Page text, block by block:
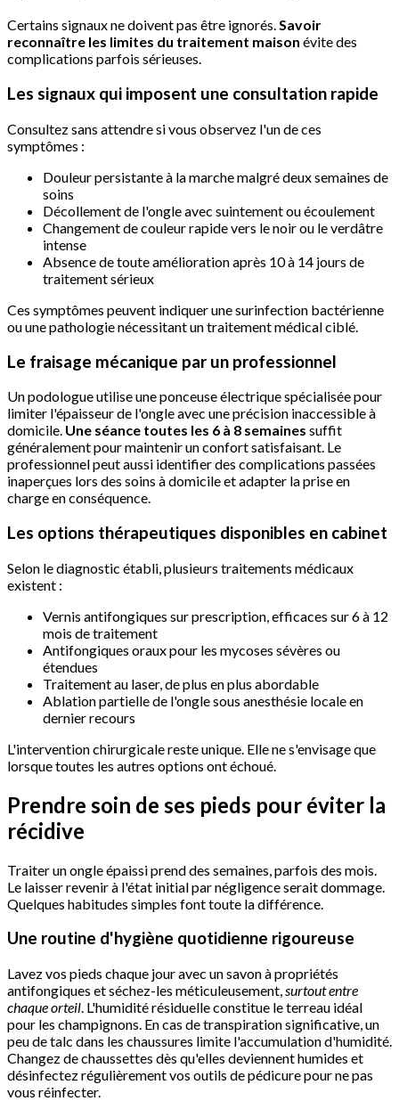
Certains signaux ne doivent pas être ignorés.Savoir
reconnaître les limites du traitement maison évite des
complications parfois sérieuses.
Les signaux qui imposent une consultation rapide
Consultez sans attendre si vous observez l'un de ces
symptômes :
Douleur persistante à la marche malgré deux semaines de
soins
Décollement de l'ongle avec suintement ou écoulement
Changement de couleur rapide vers le noir ou le verdâtre
intense
Absence de toute amélioration après 10 à 14 jours de
traitement sérieux
Ces symptômes peuvent indiquer une surinfection bactérienne
ou une pathologie nécessitant un traitement médical ciblé.
Le fraisage mécanique par un professionnel
Un podologue utilise une ponceuse électrique spécialisée pour
limiter l'épaisseur de l'ongle avec une précision inaccessible à
domicile. Une séance toutes les 6 à 8 semaines suffit
généralement pour maintenir un confort satisfaisant. Le
professionnel peut aussi identifier des complications passées
inaperçues lors des soins à domicile et adapter la prise en
charge en conséquence.
Les options thérapeutiques disponibles en cabinet
Selon le diagnostic établi, plusieurs traitements médicaux
existent :
Vernis antifongiques sur prescription, efficaces sur 6 à 12
mois de traitement
Antifongiques oraux pour les mycoses sévères ou
étendues
Traitement au laser, de plus en plus abordable
Ablation partielle de l'ongle sous anesthésie locale en
dernier recours
L'intervention chirurgicale reste unique. Elle ne s'envisage que
lorsque toutes les autres options ont échoué.
Prendre soin de ses pieds pour éviter la
récidive
Traiter un ongle épaissi prend des semaines, parfois des mois.
Le laisser revenir à l'état initial par négligence serait dommage.
Quelques habitudes simples font toute la différence.
Une routine d'hygiène quotidienne rigoureuse
Lavez vos pieds chaque jour avec un savon à propriétés
antifongiques et séchez-les méticuleusement,surtout entre
chaque orteil. L'humidité résiduelle constitue le terreau idéal
pour les champignons. En cas de transpiration significative, un
peu de talc dans les chaussures limite l'accumulation d'humidité.
Changez de chaussettes dès qu'elles deviennent humides et
désinfectez régulièrement vos outils de pédicure pour ne pas
vous réinfecter.